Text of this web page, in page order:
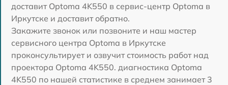
доставит Optoma 4K550 в сервис-центр Optoma в
Иркутске и доставит обратно.
Закажите звонок или позвоните и наш мастер
сервисного центра Optoma в Иркутске
проконсультирует и озвучит стоимость работ над
проектора Optoma 4K550. диагностика Optoma
4K550 по нашей статистике в среднем занимает 3